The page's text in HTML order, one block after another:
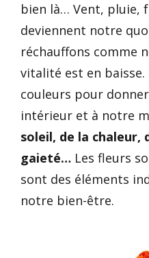
bien là… Vent, pluie,
deviennent notre
réchauffons comme
vitalité est en baisse.
couleurs pour
intérieur et à notre
soleil, de la chaleur,
gaieté… Les fleurs
sont des éléments
notre bien-être.